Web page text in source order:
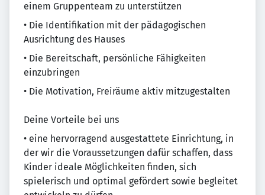
einem Gruppenteam zu unterstützen
• Die Identifikation mit der pädagogischen
Ausrichtung des Hauses
• Die Bereitschaft, persönliche Fähigkeiten
einzubringen
• Die Motivation, Freiräume aktiv mitzugestalten
Deine Vorteile bei uns
• eine hervorragend ausgestattete Einrichtung, in
der wir die Voraussetzungen dafür schaffen, dass
Kinder ideale Möglichkeiten finden, sich
spielerisch und optimal gefördert sowie begleitet